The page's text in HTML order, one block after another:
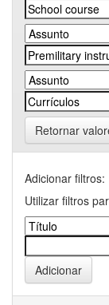
Retornar
Adicionar filtros:
Utilizar filtros